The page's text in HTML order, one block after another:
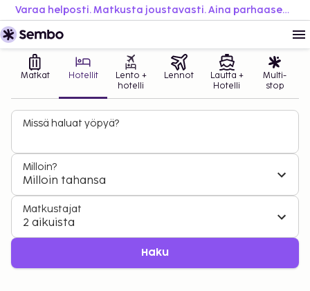
Varaa helposti. Matkusta joustavasti. Aina parhaaseen hintaan.
Matkat Hotellit
Lento +
hotelli
Lennot
Lautta +
Hotelli
Multi-
stop
Missä haluat yöpyä?
Milloin?
Milloin tahansa
Matkustajat
2 aikuista
Haku